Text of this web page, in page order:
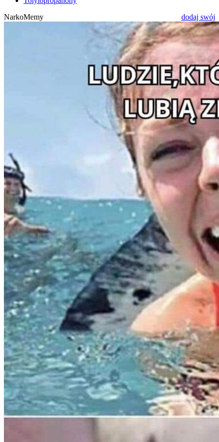
NarkoMemy
dodaj swój